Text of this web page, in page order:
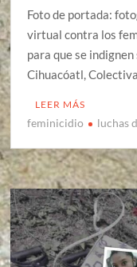
Foto de portada:
virtual contra los
para que se
Cihuacóatl,
LEER MÁS
feminicidio luchas